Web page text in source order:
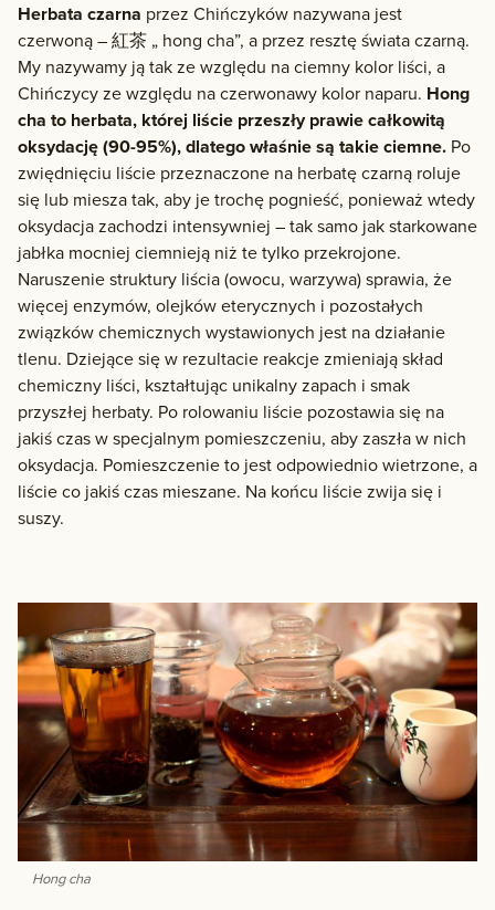
Herbata czarna przez Chińczyków nazywana jest
czerwoną – 紅茶 „ hong cha”, a przez resztę świata czarną.
My nazywamy ją tak ze względu na ciemny kolor liści, a
Chińczycy ze względu na czerwonawy kolor naparu. Hong
cha to herbata, której liście przeszły prawie całkowitą
oksydację (90-95%), dlatego właśnie są takie ciemne. Po
zwiędnięciu liście przeznaczone na herbatę czarną roluje
się lub miesza tak, aby je trochę pognieść, ponieważ wtedy
oksydacja zachodzi intensywniej – tak samo jak starkowane
jabłka mocniej ciemnieją niż te tylko przekrojone.
Naruszenie struktury liścia (owocu, warzywa) sprawia, że
więcej enzymów, olejków eterycznych i pozostałych
związków chemicznych wystawionych jest na działanie
tlenu. Dziejące się w rezultacie reakcje zmieniają skład
chemiczny liści, kształtując unikalny zapach i smak
przyszłej herbaty. Po rolowaniu liście pozostawia się na
jakiś czas w specjalnym pomieszczeniu, aby zaszła w nich
oksydacja. Pomieszczenie to jest odpowiednio wietrzone, a
liście co jakiś czas mieszane. Na końcu liście zwija się i
suszy.
Hong cha